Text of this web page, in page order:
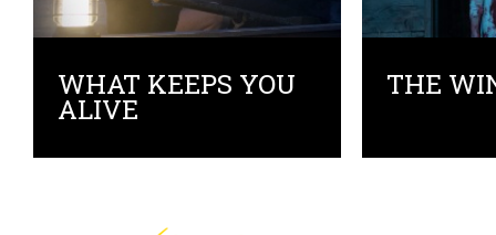
WHAT KEEPS YOU
ALIVE
THE